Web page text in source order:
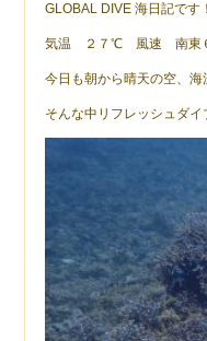
GLOBAL DIVE 海日記です！
気温 ２７℃ 風速 南東
今日も朝から晴天の空、海
そんな中リフレッシュダイ